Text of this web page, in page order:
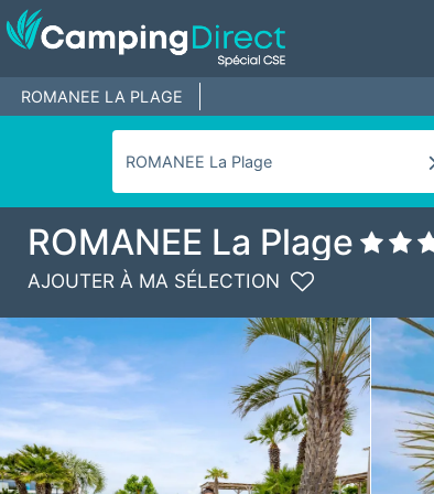
ROMANEE LA PLAGE
ROMANEE La Plage
AJOUTER À MA SÉLECTION